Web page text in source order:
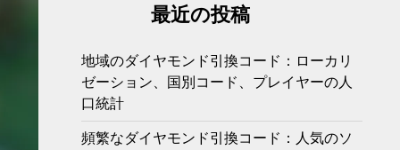
最近の投稿
地域のダイヤモンド引換コード：ローカリ
ゼーション、国別コード、プレイヤーの人
口統計
頻繁なダイヤモンド引換コード：人気のソ